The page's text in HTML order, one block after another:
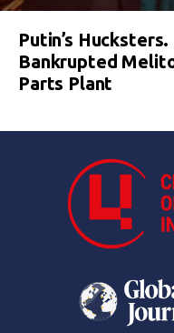
Putin’s
Bankrupted
Parts Plant